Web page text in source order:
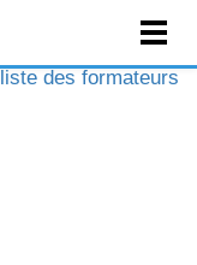
des formateurs